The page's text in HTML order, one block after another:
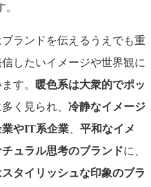
ランドを伝えるうえでも重
したいイメージや世界観に
す。
暖色系は大衆的でポッ
く見られ、 冷静なイメージ
業やIT系企業
平和なイメ
ュラル思考のブランドに、
タイリッシュな印象のブラ